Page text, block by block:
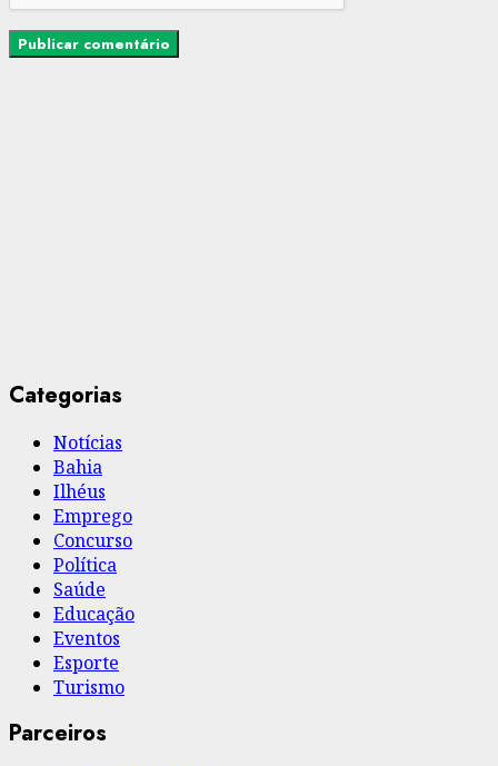
Categorias
Notícias
Bahia
Ilhéus
Emprego
Concurso
Política
Saúde
Educação
Eventos
Esporte
Turismo
Parceiros